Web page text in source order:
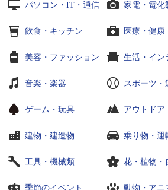
パソコン・IT・通信 家電・電化
飲食・キッチン 医療・健康
美容・ファッション 生活・イン
音楽・楽器 スポーツ・
ゲーム・玩具 アウトドア
建物・建造物 乗り物・運
工具・機械類 花・植物・
季節のイベント 動物・アニ